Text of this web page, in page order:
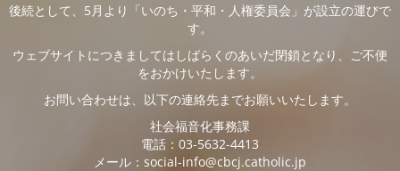
後続として、5月より「いのち・平和・人権委員会」が設立の運びで
す。
ウェブサイトにつきましてはしばらくのあいだ閉鎖となり、ご不便
をおかけいたします。
お問い合わせは、以下の連絡先までお願いいたします。
社会福音化事務課
電話：03-5632-4413
メール：social-info@cbcj.catholic.jp